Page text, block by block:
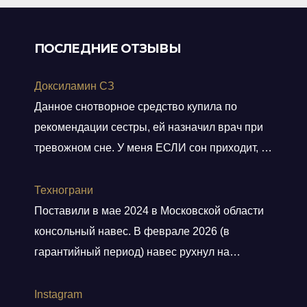
ПОСЛЕДНИЕ ОТЗЫВЫ
Доксиламин СЗ
Данное снотворное средство купила по
рекомендации сестры, ей назначил врач при
тревожном сне. У меня ЕСЛИ сон приходит, то
слово ЕСЛИ. Мне препарат хорошо помогает,
засыпаю быстро, даже утром встаю без
будильника. С утра всегда чувствую себя
отдохнувшей, даже просыпаюсь с отличным
“не
Показать больше
Технограни
Поставили в мае 2024 в Московской области
консольный навес. В феврале 2026 (в
гарантийный период) навес рухнул на
ущерба компания отказалась. Мы сделали
Instagram